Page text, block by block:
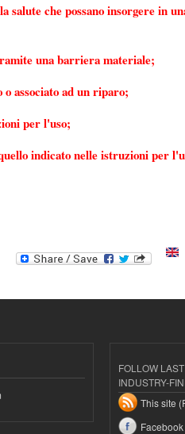
che possano insorgere in
una barriera materiale;
associato ad un riparo;
per l'uso;
indicato nelle istruzioni per
FOLLOW
INDUSTRY-
This site
Facebook